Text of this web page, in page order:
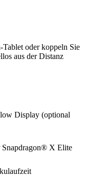
Tablet oder koppeln Sie
aus der Distanz
Display (optional
Snapdragon® X Elite